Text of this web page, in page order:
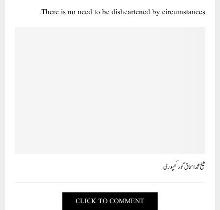
There is no need to be disheartened by circumstances.
شیخ محمد اسحاق گورکھپوری
CLICK TO COMMENT